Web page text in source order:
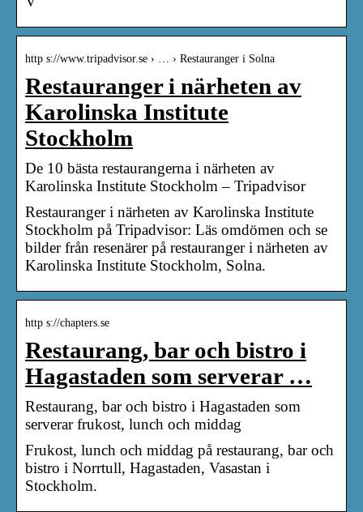
http s://www.tripadvisor.se › … › Restauranger i Solna
Restauranger i närheten av
Karolinska Institute
Stockholm
De 10 bästa restaurangerna i närheten av
Karolinska Institute Stockholm – Tripadvisor
Restauranger i närheten av Karolinska Institute
Stockholm på Tripadvisor: Läs omdömen och se
bilder från resenärer på restauranger i närheten av
Karolinska Institute Stockholm, Solna.
http s://chapters.se
Restaurang, bar och bistro i
Hagastaden som serverar …
Restaurang, bar och bistro i Hagastaden som
serverar frukost, lunch och middag
Frukost, lunch och middag på restaurang, bar och
bistro i Norrtull, Hagastaden, Vasastan i
Stockholm.